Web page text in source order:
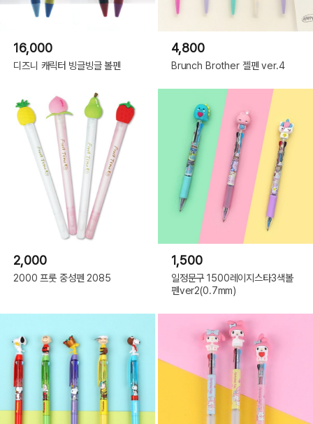
16,000
디즈니 캐릭터 빙글빙글 볼펜
4,800
Brunch Brother 젤펜 ver.4
2,000
2000 프룻 중성펜 2085
1,500
일정문구 1500레이지스타3색볼
펜ver2(0.7mm)